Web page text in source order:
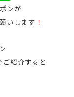
ンが
いします ！
ご紹介すると